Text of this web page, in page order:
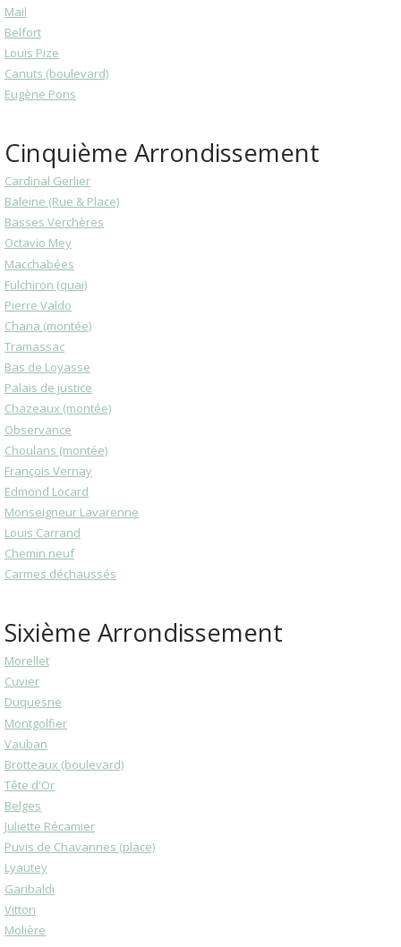
Mail
Belfort
Louis Pize
Canuts (boulevard)
Eugène Pons
Cinquième Arrondissement
Cardinal Gerlier
Baleine (Rue & Place)
Basses Verchères
Octavio Mey
Macchabées
Fulchiron (quai)
Pierre Valdo
Chana (montée)
Tramassac
Bas de Loyasse
Palais de justice
Chazeaux (montée)
Observance
Choulans (montée)
François Vernay
Edmond Locard
Monseigneur Lavarenne
Louis Carrand
Chemin neuf
Carmes déchaussés
Sixième Arrondissement
Morellet
Cuvier
Duquesne
Montgolfier
Vauban
Brotteaux (boulevard)
Tête d'Or
Belges
Juliette Récamier
Puvis de Chavannes (place)
Lyautey
Garibaldi
Vitton
Molière